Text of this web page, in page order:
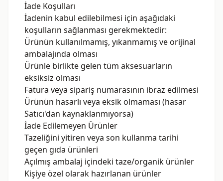
Special
Zeytinler
Yeşil
Zeytin
Kargo
Takip
İade Koşulları
İadenin kabul edilebilmesi için aşağıdaki
koşulların sağlanması gerekmektedir:
Ürünün kullanılmamış, yıkanmamış ve orijinal
ambalajında olması
Ürünle birlikte gelen tüm aksesuarların
eksiksiz olması
Fatura veya sipariş numarasının ibraz edilmesi
Ürünün hasarlı veya eksik olmaması (hasar
Satıcı'dan kaynaklanmıyorsa)
İade Edilemeyen Ürünler
Tazeliğini yitiren veya son kullanma tarihi
geçen gıda ürünleri
Açılmış ambalaj içindeki taze/organik ürünler
Kişiye özel olarak hazırlanan ürünler